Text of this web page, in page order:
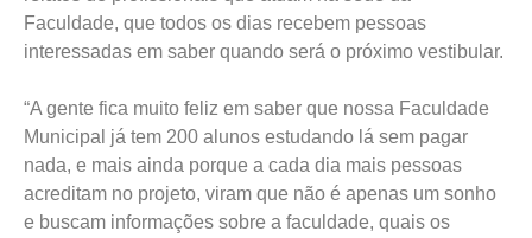
Faculdade, que todos os dias recebem pessoas
interessadas em saber quando será o próximo vestibular.
“A gente fica muito feliz em saber que nossa Faculdade
Municipal já tem 200 alunos estudando lá sem pagar
nada, e mais ainda porque a cada dia mais pessoas
acreditam no projeto, viram que não é apenas um sonho
e buscam informações sobre a faculdade, quais os